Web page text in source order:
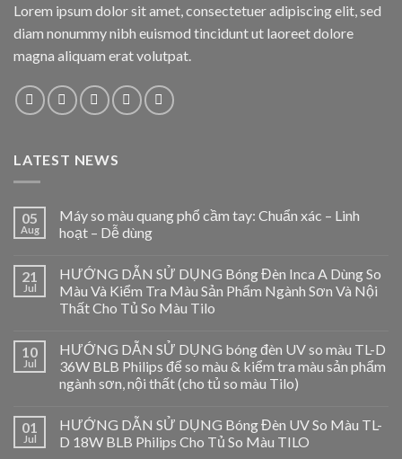
Lorem ipsum dolor sit amet, consectetuer adipiscing elit, sed
diam nonummy nibh euismod tincidunt ut laoreet dolore
magna aliquam erat volutpat.
LATEST NEWS
05
Aug
Máy so màu quang phổ cầm tay: Chuẩn xác – Linh
hoạt – Dễ dùng
21
Jul
HƯỚNG DẪN SỬ DỤNG Bóng Đèn Inca A Dùng So
Màu Và Kiểm Tra Màu Sản Phẩm Ngành Sơn Và Nội
Thất Cho Tủ So Màu Tilo
10
Jul
HƯỚNG DẪN SỬ DỤNG bóng đèn UV so màu TL-D
36W BLB Philips để so màu & kiểm tra màu sản phẩm
ngành sơn, nội thất (cho tủ so màu Tilo)
01
Jul
HƯỚNG DẪN SỬ DỤNG Bóng Đèn UV So Màu TL-
D 18W BLB Philips Cho Tủ So Màu TILO